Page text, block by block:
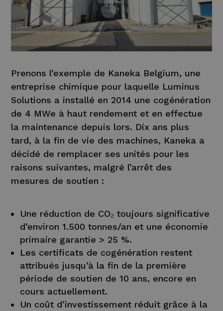
Prenons l’exemple de Kaneka Belgium, une
entreprise chimique pour laquelle Luminus
Solutions a installé en 2014 une cogénération
de 4 MWe à haut rendement et en effectue
la maintenance depuis lors. Dix ans plus
tard, à la fin de vie des machines, Kaneka a
décidé de remplacer ses unités pour les
raisons suivantes, malgré l’arrêt des
mesures de soutien :
Une réduction de CO₂ toujours significative
d’environ 1.500 tonnes/an et une économie
primaire garantie > 25 %.
Les certificats de cogénération restent
attribués jusqu’à la fin de la première
période de soutien de 10 ans, encore en
cours actuellement.
Un coût d’investissement réduit grâce à la